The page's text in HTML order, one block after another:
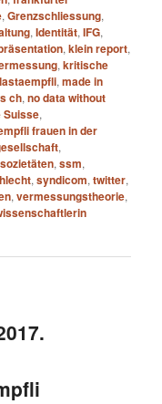
,Grenzschliessung,
,Identität,IFG,
,klein report,
,kritische
lastaempfli,made in
ch,no data without
Suisse,
frauen in der
,
sozietäten,ssm,
,syndicom,twitter,
,vermessungstheorie,